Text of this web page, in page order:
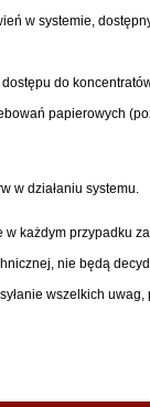
w systemie,
do
papierowych
w działaniu systemu.
w każdym przypadku
nie będą
wszelkich